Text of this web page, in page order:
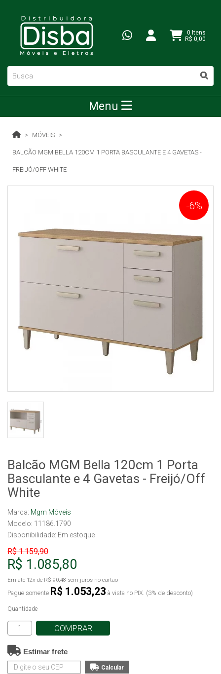
0 Itens
R$ 0,00
Menu
MÓVEIS
BALCÃO MGM BELLA 120CM 1 PORTA BASCULANTE E 4 GAVETAS -
FREIJÓ/OFF WHITE
-6%
Balcão MGM Bella 120cm 1 Porta
Basculante e 4 Gavetas - Freijó/Off
White
Marca: Mgm Móveis
Modelo: 11186.1790
Disponibilidade: Em estoque
R$ 1.159,90
R$ 1.085,80
Em até 12x de R$ 90,48 sem juros no cartão
Pague somente R$ 1.053,23 à vista no PIX. (3% de desconto)
Quantidade
COMPRAR
Estimar frete